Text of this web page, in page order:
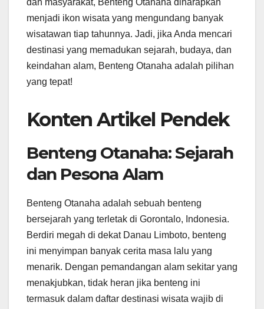
dan masyarakat, Benteng Otanaha diharapkan
menjadi ikon wisata yang mengundang banyak
wisatawan tiap tahunnya. Jadi, jika Anda mencari
destinasi yang memadukan sejarah, budaya, dan
keindahan alam, Benteng Otanaha adalah pilihan
yang tepat!
Konten Artikel Pendek
Benteng Otanaha: Sejarah
dan Pesona Alam
Benteng Otanaha adalah sebuah benteng
bersejarah yang terletak di Gorontalo, Indonesia.
Berdiri megah di dekat Danau Limboto, benteng
ini menyimpan banyak cerita masa lalu yang
menarik. Dengan pemandangan alam sekitar yang
menakjubkan, tidak heran jika benteng ini
termasuk dalam daftar destinasi wisata wajib di